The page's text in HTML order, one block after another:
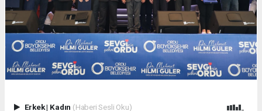
Erkek| Kadın (Haberi Sesli Oku)